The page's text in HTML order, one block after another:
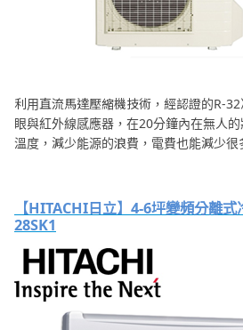
利用直流馬達壓縮機技術，經認證的R-
眼與紅外線感應器，在20分鐘內在無人
溫度，減少能源的浪費，電費也能減少很
【HITACHI日立】4-6坪變頻分離
28SK1